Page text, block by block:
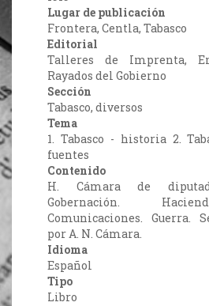
Lugar de publicación
Frontera, Centla, Tabasco
Editorial
Talleres de Imprenta,
Rayados del Gobierno
Sección
Tabasco, diversos
Tema
1. Tabasco - historia 2.
fuentes
Contenido
H. Cámara de
Gobernación.
Comunicaciones. Guerra.
por A. N. Cámara.
Idioma
Español
Tipo
Libro